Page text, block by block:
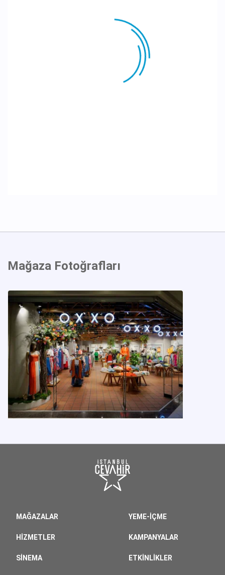
Mağaza Fotoğrafları
MAĞAZALAR YEME-İÇME
HIZMETLER KAMPANYALAR
SINEMA ETKINLIKLER